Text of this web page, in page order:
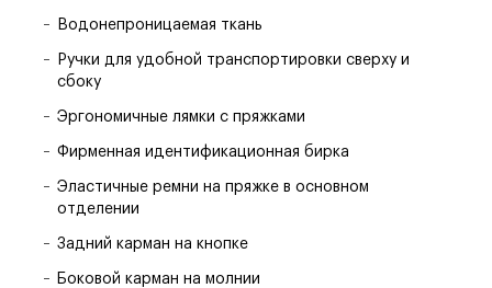
Водонепроницаемая ткань
Ручки для удобной транспортировки сверху и
сбоку
Эргономичные лямки с пряжками
Фирменная идентификационная бирка
Эластичные ремни на пряжке в основном
отделении
Задний карман на кнопке
Боковой карман на молнии